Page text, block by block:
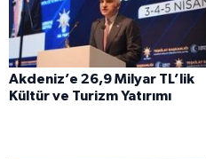
Akdeniz’e 26,9 Milyar TL’lik
Kültür ve Turizm Yatırımı